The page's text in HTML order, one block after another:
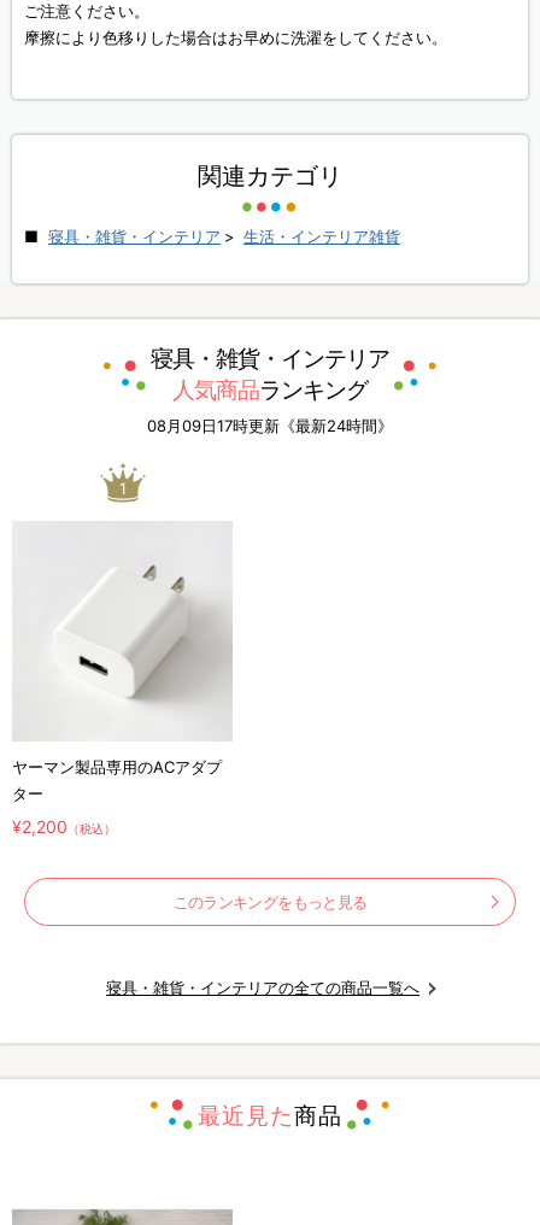
ご注意ください。
摩擦により色移りした場合はお早めに洗濯をしてください。
関連カテゴリ
寝具・雑貨・インテリア > 生活・インテリア雑貨
寝具・雑貨・インテリア
人気商品ランキング
08月09日17時更新《最新24時間》
1
ヤーマン製品専用のACアダプ
ター
¥2,200 （税込）
このランキングをもっと見る
寝具・雑貨・インテリアの全ての商品一覧へ
最近見た商品